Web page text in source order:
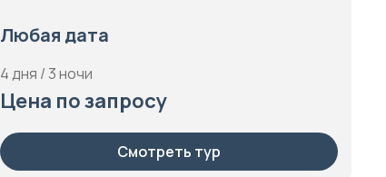
Любая дата
4 дня / 3 ночи
Цена по запросу
Смотреть тур